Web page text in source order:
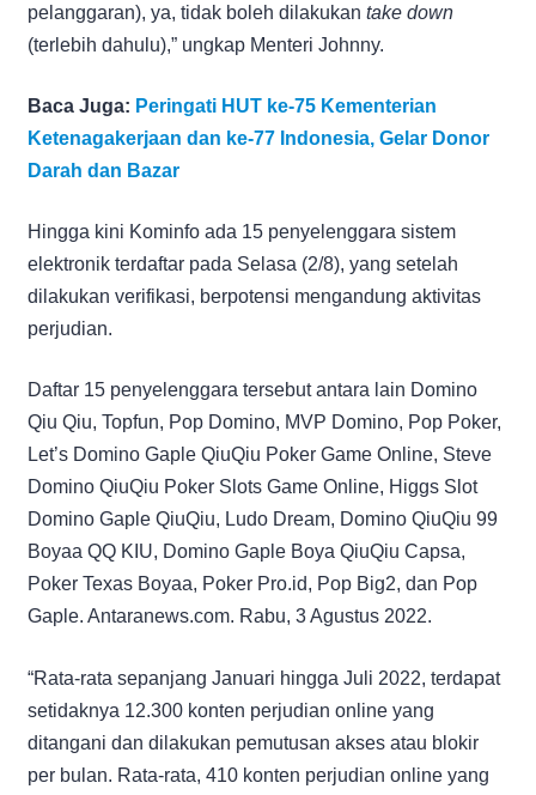
pelanggaran), ya, tidak boleh dilakukan take down
(terlebih dahulu),” ungkap Menteri Johnny.
Baca Juga: Peringati HUT ke-75 Kementerian
Ketenagakerjaan dan ke-77 Indonesia, Gelar Donor
Darah dan Bazar
Hingga kini Kominfo ada 15 penyelenggara sistem
elektronik terdaftar pada Selasa (2/8), yang setelah
dilakukan verifikasi, berpotensi mengandung aktivitas
perjudian.
Daftar 15 penyelenggara tersebut antara lain Domino
Qiu Qiu, Topfun, Pop Domino, MVP Domino, Pop Poker,
Let’s Domino Gaple QiuQiu Poker Game Online, Steve
Domino QiuQiu Poker Slots Game Online, Higgs Slot
Domino Gaple QiuQiu, Ludo Dream, Domino QiuQiu 99
Boyaa QQ KIU, Domino Gaple Boya QiuQiu Capsa,
Poker Texas Boyaa, Poker Pro.id, Pop Big2, dan Pop
Gaple. Antaranews.com. Rabu, 3 Agustus 2022.
“Rata-rata sepanjang Januari hingga Juli 2022, terdapat
setidaknya 12.300 konten perjudian online yang
ditangani dan dilakukan pemutusan akses atau blokir
per bulan. Rata-rata, 410 konten perjudian online yang